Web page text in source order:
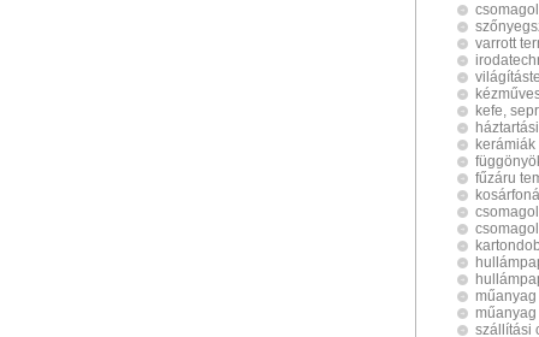
varrott
kefe,
kerámiák
fűzáru
szállítási